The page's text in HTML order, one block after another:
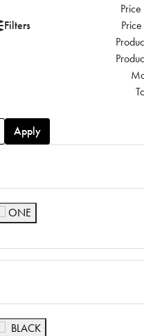
Filters
Apply
ONE
BLACK
กรองผลลัพธ์โดย Color: BLACK